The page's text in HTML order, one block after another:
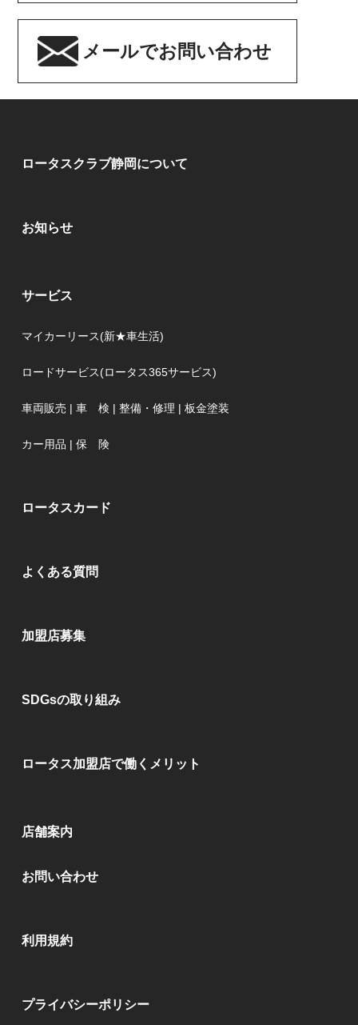
メールでお問い合わせ
ロータスクラブ静岡について
お知らせ
サービス
マイカーリース(新★車生活)
ロードサービス(ロータス365サービス)
車両販売 |車 検 |整備・修理 |板金塗装
カー用品 |保 険
ロータスカード
よくある質問
加盟店募集
SDGsの取り組み
ロータス加盟店で働くメリット
店舗案内
お問い合わせ
利用規約
プライバシーポリシー